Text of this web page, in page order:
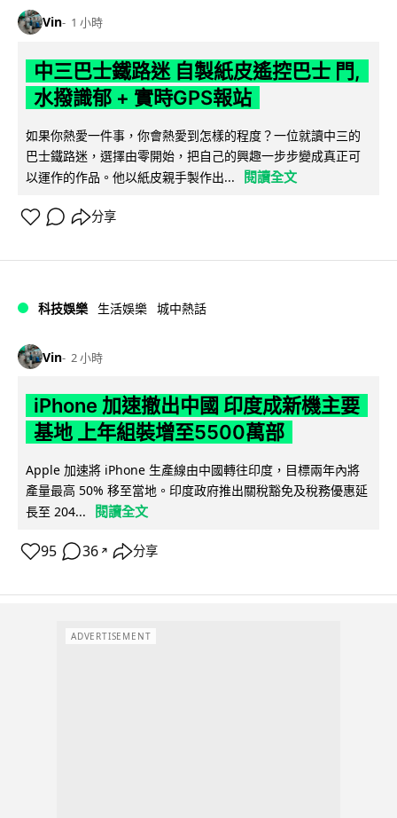
Vin 1 小時
中三巴士鐵路迷 自製紙皮遙控巴士 門,
水撥識郁 + 實時GPS報站
如果你熱愛一件事，你會熱愛到怎樣的程度？一位就讀中三的
巴士鐵路迷，選擇由零開始，把自己的興趣一步步變成真正可
以運作的作品。他以紙皮親手製作出...
閱讀全文
分享
科技娛樂 生活娛樂 城中熱話
Vin 2 小時
iPhone 加速撤出中國 印度成新機主要
基地 上年組裝增至5500萬部
Apple 加速將 iPhone 生產線由中國轉往印度，目標兩年內將
產量最高 50% 移至當地。印度政府推出關稅豁免及稅務優惠延
長至 204...
閱讀全文
95 36 ↗ 分享
ADVERTISEMENT